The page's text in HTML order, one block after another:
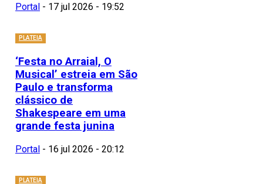
Portal - 17 jul 2026 - 19:52
PLATEIA
‘Festa no Arraial, O
Musical’ estreia em São
Paulo e transforma
clássico de
Shakespeare em uma
grande festa junina
Portal - 16 jul 2026 - 20:12
PLATEIA